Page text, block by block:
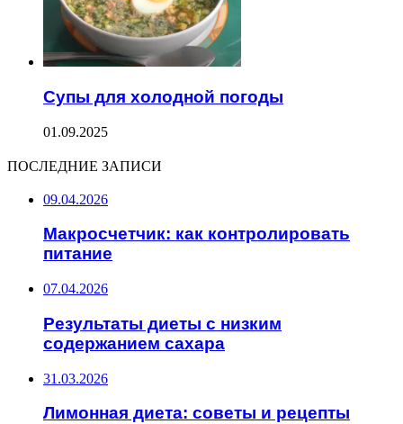
Супы для холодной погоды
01.09.2025
ПОСЛЕДНИЕ ЗАПИСИ
09.04.2026
Макросчетчик: как контролировать
питание
07.04.2026
Результаты диеты с низким
содержанием сахара
31.03.2026
Лимонная диета: советы и рецепты